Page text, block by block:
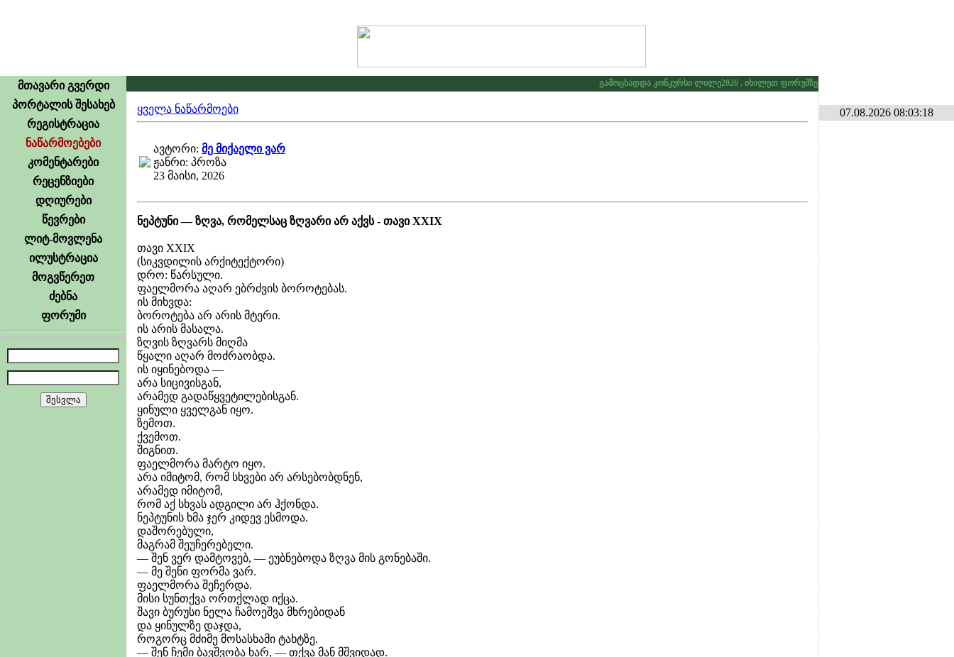
მთავარი გვერდი
პორტალის შესახებ
რეგისტრაცია
ნაწარმოებები
კომენტარები
რეცენზიები
დღიურები
წევრები
ლიტ-მოვლენა
ილუსტრაცია
მოგვწერეთ
ძებნა
ფორუმი
გამოცხადდა კონკურსი ლილე2026 . იხილეთ ფორუმზე კონკურსების განყოფილებაში
ყველა ნაწარმოები
ავტორი: მე მიქაელი ვარ
ჟანრი: პროზა
23 მაისი, 2026
ნეპტუნი — ზღვა, რომელსაც ზღვარი არ აქვს - თავი XXIX
თავი XXIX
(სიკვდილის არქიტექტორი)
დრო: წარსული.
ფაელმორა აღარ ებრძვის ბოროტებას.
ის მიხვდა:
ბოროტება არ არის მტერი.
ის არის მასალა.
ზღვის ზღვარს მიღმა
წყალი აღარ მოძრაობდა.
ის იყინებოდა —
არა სიცივისგან,
არამედ გადაწყვეტილებისგან.
ყინული ყველგან იყო.
ზემოთ.
ქვემოთ.
შიგნით.
ფაელმორა მარტო იყო.
არა იმიტომ, რომ სხვები არ არსებობდნენ,
არამედ იმიტომ,
რომ აქ სხვას ადგილი არ ჰქონდა.
ნეპტუნის ხმა ჯერ კიდევ ესმოდა.
დაშორებული,
მაგრამ შეუჩერებელი.
— შენ ვერ დამტოვებ, — ეუბნებოდა ზღვა მის გონებაში.
— მე შენი ფორმა ვარ.
ფაელმორა შეჩერდა.
მისი სუნთქვა ორთქლად იქცა.
შავი ბურუსი ნელა ჩამოეშვა მხრებიდან
და ყინულზე დაჯდა,
როგორც მძიმე მოსასხამი ტახტზე.
— შენ ჩემი ბავშვობა ხარ, — თქვა მან მშვიდად.
07.08.2026 08:03:18